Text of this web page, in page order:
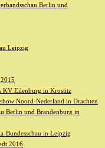
Berlin und
Leipzig
KV Eilenburg in Krostitz
Noord-Nederland in Drachten
Berlin und Brandenburg in
Bundesschau in Leipzig
2016